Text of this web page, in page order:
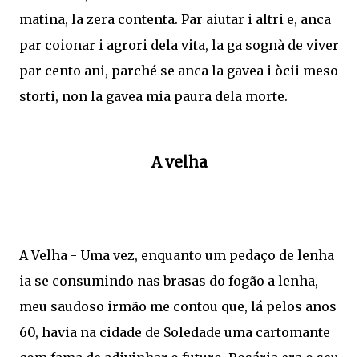
matina, la zera contenta. Par aiutar i altri e, anca
par coionar i agrori dela vita, la ga sognà de viver
par cento ani, parché se anca la gavea i òcii meso
storti, non la gavea mia paura dela morte.
A velha
A Velha - Uma vez, enquanto um pedaço de lenha
ia se consumindo nas brasas do fogão a lenha,
meu saudoso irmão me contou que, lá pelos anos
60, havia na cidade de Soledade uma cartomante